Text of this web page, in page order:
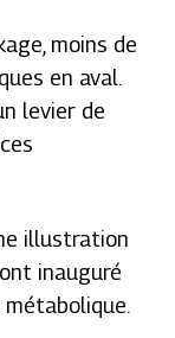
moins de
en aval.
levier de
illustration
inauguré